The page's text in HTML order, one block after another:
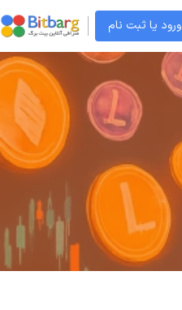
ورود یا ثبت نام